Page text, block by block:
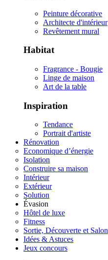
Peinture décorative
Architecte d'intérieur
Revêtement mural
Habitat
Fragrance - Bougie
Linge de maison
Art de la table
Inspiration
Tendance
Portrait d'artiste
Rénovation
Economique d’énergie
Isolation
Construire sa maison
Intérieur
Extérieur
Solution
Évasion
Hôtel de luxe
Fitness
Sortie, Découverte et Salon
Idées & Astuces
Jeux concours